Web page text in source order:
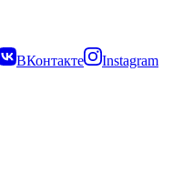
ВКонтакте
Instagram